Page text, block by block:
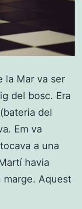
la Mar va ser
del bosc. Era
del
Em va
a una
havia
marge. Aquest